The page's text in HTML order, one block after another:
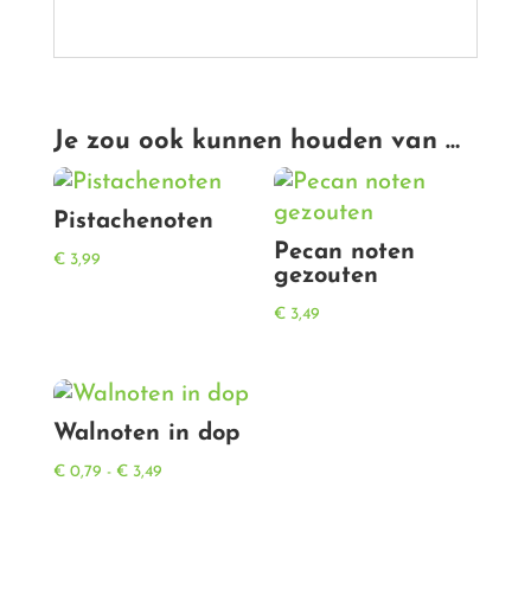
Je zou ook kunnen houden van …
Pistachenoten
€3,99
Pecan noten
gezouten
€ 3,49
Walnoten in dop
€0,79 - €3,49Prijsklasse: